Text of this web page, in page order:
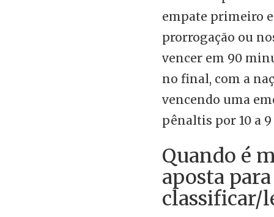
empate primeiro
prorrogação ou
vencer em 90
no final, com a
vencendo uma
pênaltis por 10 a 9
Quando é
aposta para
classificar/